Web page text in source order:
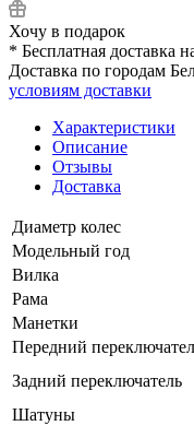
Хочу в подарок
* Бесплатная доставка
Доставка по городам
условиям доставки
Характеристики
Описание
Отзывы
Доставка
Диаметр колес
Модельный год
Вилка
Рама
Манетки
Передний
Задний переключатель
Шатуны